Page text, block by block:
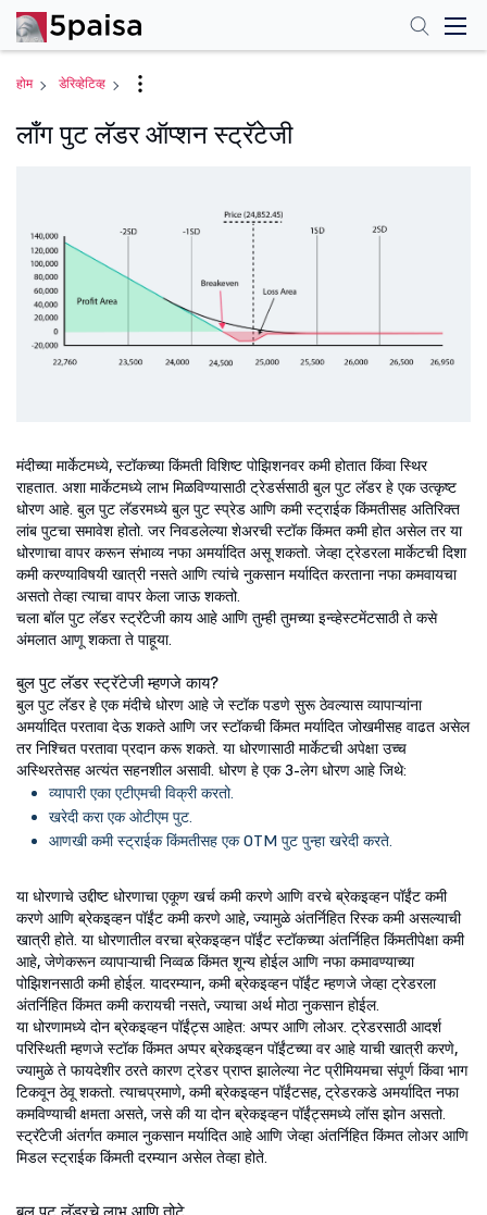
होम डेरिव्हेटिव्ह
लाँग पुट लॅडर ऑप्शन स्ट्रॅटेजी
मंदीच्या मार्केटमध्ये, स्टॉकच्या किंमती विशिष्ट पोझिशनवर कमी होतात किंवा स्थिर
राहतात. अशा मार्केटमध्ये लाभ मिळविण्यासाठी ट्रेडर्ससाठी बुल पुट लॅडर हे एक उत्कृष्ट
धोरण आहे. बुल पुट लॅडरमध्ये बुल पुट स्प्रेड आणि कमी स्ट्राईक किंमतीसह अतिरिक्त
लांब पुटचा समावेश होतो. जर निवडलेल्या शेअरची स्टॉक किंमत कमी होत असेल तर या
धोरणाचा वापर करून संभाव्य नफा अमर्यादित असू शकतो. जेव्हा ट्रेडरला मार्केटची दिशा
कमी करण्याविषयी खात्री नसते आणि त्यांचे नुकसान मर्यादित करताना नफा कमवायचा
असतो तेव्हा त्याचा वापर केला जाऊ शकतो.
चला बॉल पुट लॅडर स्ट्रॅटेजी काय आहे आणि तुम्ही तुमच्या इन्व्हेस्टमेंटसाठी ते कसे
अंमलात आणू शकता ते पाहूया.
बुल पुट लॅडर स्ट्रॅटेजी म्हणजे काय?
बुल पुट लॅडर हे एक मंदीचे धोरण आहे जे स्टॉक पडणे सुरू ठेवल्यास व्यापाऱ्यांना
अमर्यादित परतावा देऊ शकते आणि जर स्टॉकची किंमत मर्यादित जोखमीसह वाढत असेल
तर निश्चित परतावा प्रदान करू शकते. या धोरणासाठी मार्केटची अपेक्षा उच्च
अस्थिरतेसह अत्यंत सहनशील असावी. धोरण हे एक 3-लेग धोरण आहे जिथे:
व्यापारी एका एटीएमची विक्री करतो.
खरेदी करा एक ओटीएम पुट.
आणखी कमी स्ट्राईक किंमतीसह एक OTM पुट पुन्हा खरेदी करते.
या धोरणाचे उद्दीष्ट धोरणाचा एकूण खर्च कमी करणे आणि वरचे ब्रेकइव्हन पॉईंट कमी
करणे आणि ब्रेकइव्हन पॉईंट कमी करणे आहे, ज्यामुळे अंतर्निहित रिस्क कमी असल्याची
खात्री होते. या धोरणातील वरचा ब्रेकइव्हन पॉईंट स्टॉकच्या अंतर्निहित किंमतीपेक्षा कमी
आहे, जेणेकरून व्यापाऱ्याची निव्वळ किंमत शून्य होईल आणि नफा कमावण्याच्या
पोझिशनसाठी कमी होईल. यादरम्यान, कमी ब्रेकइव्हन पॉईंट म्हणजे जेव्हा ट्रेडरला
अंतर्निहित किंमत कमी करायची नसते, ज्याचा अर्थ मोठा नुकसान होईल.
या धोरणामध्ये दोन ब्रेकइव्हन पॉईंट्स आहेत: अप्पर आणि लोअर. ट्रेडरसाठी आदर्श
परिस्थिती म्हणजे स्टॉक किंमत अप्पर ब्रेकइव्हन पॉईंटच्या वर आहे याची खात्री करणे,
ज्यामुळे ते फायदेशीर ठरते कारण ट्रेडर प्राप्त झालेल्या नेट प्रीमियमचा संपूर्ण किंवा भाग
टिकवून ठेवू शकतो. त्याचप्रमाणे, कमी ब्रेकइव्हन पॉईंटसह, ट्रेडरकडे अमर्यादित नफा
कमविण्याची क्षमता असते, जसे की या दोन ब्रेकइव्हन पॉईंट्समध्ये लॉस झोन असतो.
स्ट्रॅटेजी अंतर्गत कमाल नुकसान मर्यादित आहे आणि जेव्हा अंतर्निहित किंमत लोअर आणि
मिडल स्ट्राईक किंमती दरम्यान असेल तेव्हा होते.